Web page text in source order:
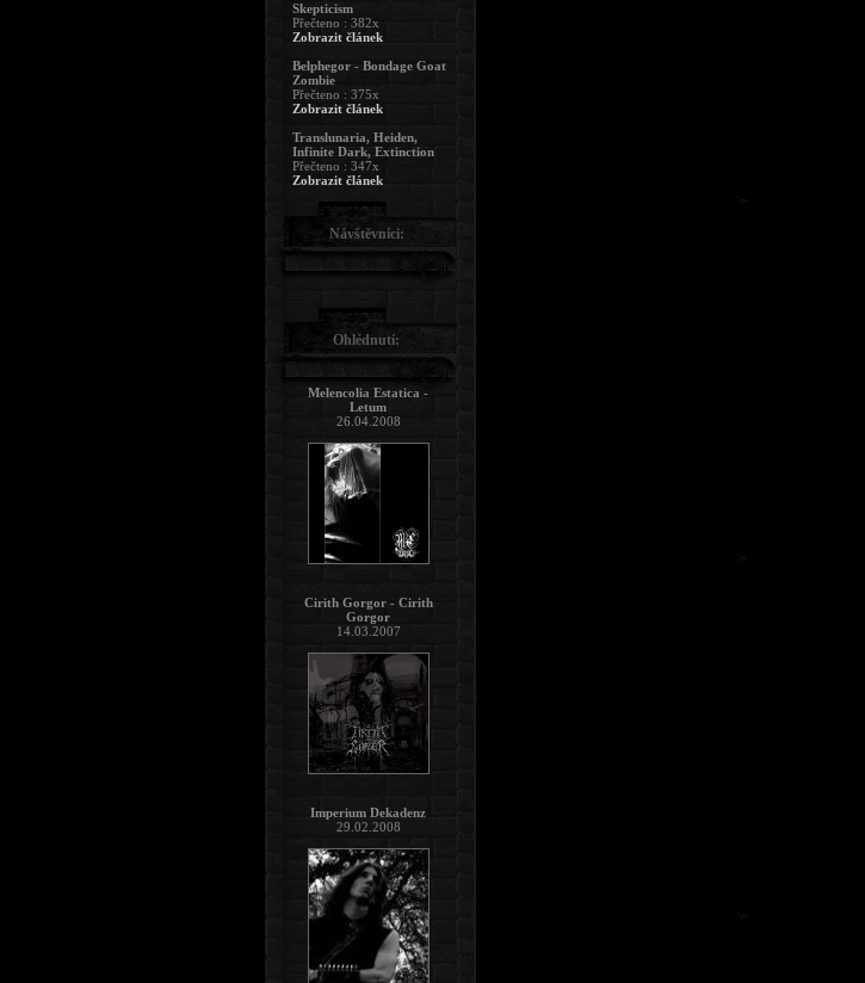
Skepticism
Přečteno : 382x
Zobrazit článek
Belphegor - Bondage Goat
Zombie
Přečteno : 375x
Zobrazit článek
Translunaria, Heiden,
Infinite Dark, Extinction
Přečteno : 347x
Zobrazit článek
Návštěvníci:
Ohlédnutí:
Melencolia Estatica -
Letum
26.04.2008
Cirith Gorgor - Cirith
Gorgor
14.03.2007
Imperium Dekadenz
29.02.2008